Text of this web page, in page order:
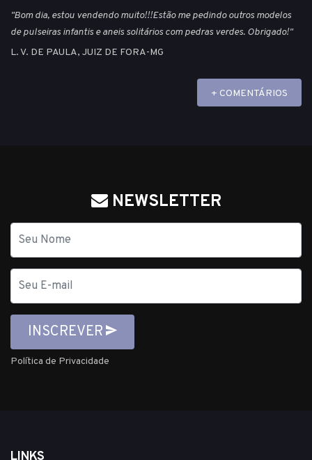
"Bom dia, estou vendendo muito!!!Estão me pedindo outros modelos
de pulseiras infantis e aneis solitários com pedras verdes. Obrigado!"
L. V. DE PAULA, JUIZ DE FORA-MG
+ COMENTÁRIOS
NEWSLETTER
mail
INSCREVER
Política de Privacidade